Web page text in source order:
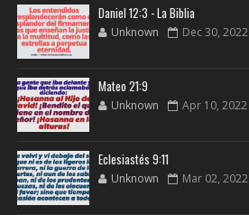
Daniel 12:3 - La Biblia
Unknown Dec 30, 2022
Mateo 21:9
Unknown Apr 10, 2022
Eclesiastés 9:11
Unknown Mar 02, 2022